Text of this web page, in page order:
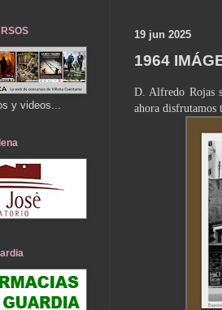
19 jun 2025
1964
D. Alfredo Rojas
ahora disfrutamos
y videos...